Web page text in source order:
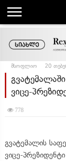
მსოფლიო 20
ვიცე-
778
გვატემალის
ვიცე-